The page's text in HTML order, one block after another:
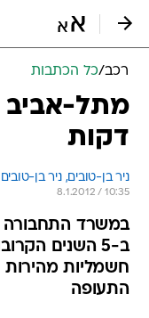
רכב/כל הכתבות
דקות
ניר בן-טובים, ניר בן-טובים
8.1.2012 / 10:35
במשרד התחבורה
ב-5 השנים
חשמליות
התעופה